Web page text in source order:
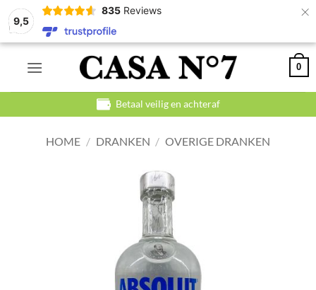
9,5
835 Reviews ×
Ga
0
Betaal veilig en achteraf
HOME / DRANKEN / OVERIGE DRANKEN